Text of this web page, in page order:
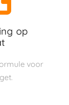
op
voor